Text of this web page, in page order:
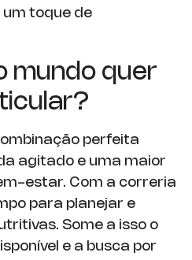
um toque de
mundo quer
perfeita
agitado e uma maior
estar. Com a correria
para planejar e
Some a isso o
e a busca por